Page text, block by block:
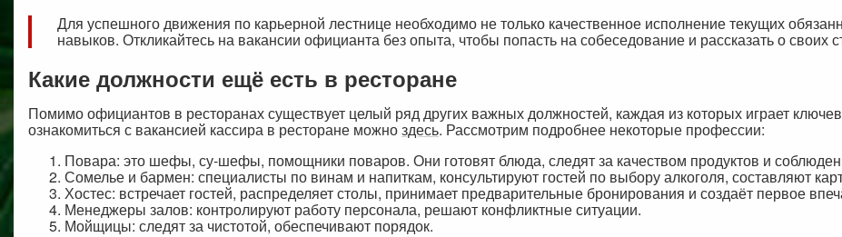
Для успешного движения по карьерной лестнице необходимо не только качественное исполнение текущих
навыков. Откликайтесь на вакансии официанта без опыта, чтобы попасть на собеседование и рассказать о своих
Какие должности ещё есть в ресторане
Помимо официантов в ресторанах существует целый ряд других важных должностей, каждая из которых играет
ознакомиться с вакансией кассира в ресторане можноздесь. Рассмотрим подробнее некоторые профессии:
Повара: это шефы, су-шефы, помощники поваров. Они готовят блюда, следят за качеством продуктов и
Сомелье и бармен: специалисты по винам и напиткам, консультируют гостей по выбору алкоголя, составляют
Хостес: встречает гостей, распределяет столы, принимает предварительные бронирования и создаёт первое
Менеджеры залов: контролируют работу персонала, решают конфликтные ситуации.
Мойщицы: следят за чистотой, обеспечивают порядок.